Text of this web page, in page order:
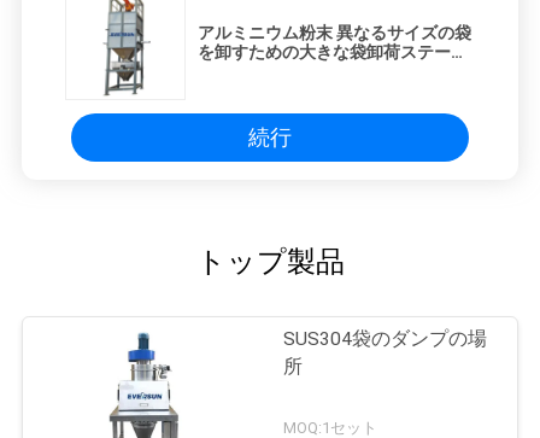
アルミニウム粉末 異なるサイズの袋
を卸すための大きな袋卸荷ステーシ
続行
トップ製品
SUS304袋のダンプの場
所
MOQ:1セット